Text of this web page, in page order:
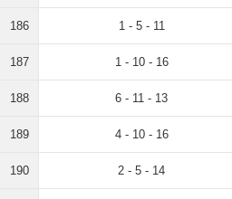
186 1 - 5 - 11
187 1 - 10 - 16
188 6 - 11 - 13
189 4 - 10 - 16
190 2 - 5 - 14